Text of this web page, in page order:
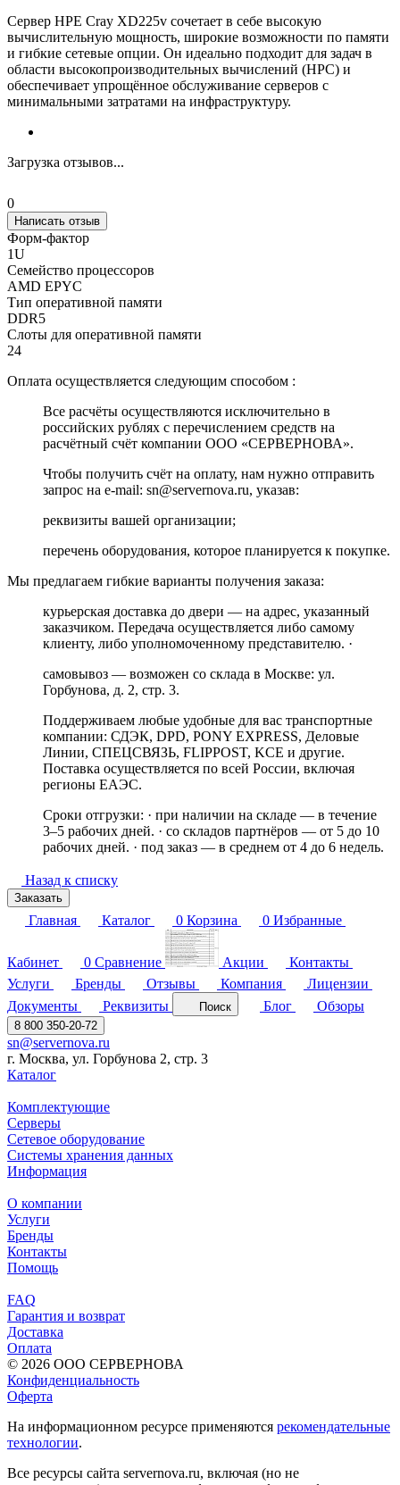
Сервер HPE Cray XD225v сочетает в себе высокую
вычислительную мощность, широкие возможности по памяти
и гибкие сетевые опции. Он идеально подходит для задач в
области высокопроизводительных вычислений (HPC) и
обеспечивает упрощённое обслуживание серверов с
минимальными затратами на инфраструктуру.
Загрузка отзывов...
0
Написать отзыв
Форм-фактор
1U
Семейство процессоров
AMD EPYC
Тип оперативной памяти
DDR5
Слоты для оперативной памяти
24
Оплата осуществляется следующим способом :
Все расчёты осуществляются исключительно в
российских рублях с перечислением средств на
расчётный счёт компании ООО «СЕРВЕРНОВА».
Чтобы получить счёт на оплату, нам нужно отправить
запрос на e-mail: sn@servernova.ru, указав:
реквизиты вашей организации;
перечень оборудования, которое планируется к покупке.
Мы предлагаем гибкие варианты получения заказа:
курьерская доставка до двери — на адрес, указанный
заказчиком. Передача осуществляется либо самому
клиенту, либо уполномоченному представителю. ·
самовывоз — возможен со склада в Москве: ул.
Горбунова, д. 2, стр. 3.
Поддерживаем любые удобные для вас транспортные
компании: СДЭК, DPD, PONY EXPRESS, Деловые
Линии, СПЕЦСВЯЗЬ, FLIPPOST, KCE и другие.
Поставка осуществляется по всей России, включая
регионы ЕАЭС.
Сроки отгрузки: · при наличии на складе — в течение
3–5 рабочих дней. · со складов партнёров — от 5 до 10
рабочих дней. · под заказ — в среднем от 4 до 6 недель.
Назад к списку
Заказать
Главная Каталог 0 Корзина 0 Избранные
Кабинет 0 Сравнение Акции
Контакты
Услуги
Бренды Отзывы Компания
Лицензии
Документы
Реквизиты Поиск Блог Обзоры
8 800 350-20-72
sn@servernova.ru
г. Москва, ул. Горбунова 2, стр. 3
Каталог
Комплектующие
Серверы
Сетевое оборудование
Системы хранения данных
Информация
О компании
Услуги
Бренды
Контакты
Помощь
FAQ
Гарантия и возврат
Доставка
Оплата
© 2026 ООО СЕРВЕРНОВА
Конфиденциальность
Оферта
На информационном ресурсе применяются рекомендательные
технологии.
Все ресурсы сайта servernova.ru, включая (но не